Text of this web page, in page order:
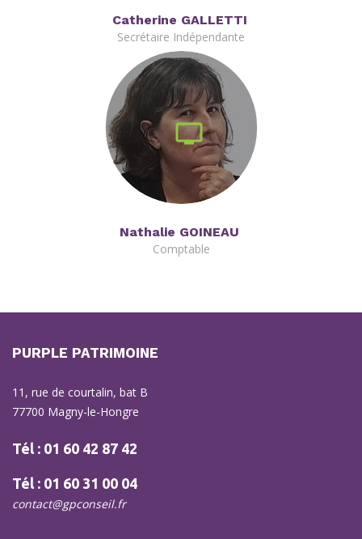
Catherine GALLETTI
Secrétaire Indépendante
Nathalie GOINEAU
Comptable
PURPLE PATRIMOINE
11, rue de courtalin, bat B
77700 Magny-le-Hongre
Tél : 01 60 42 87 42
Tél : 01 60 31 00 04
contact@gpconseil.fr